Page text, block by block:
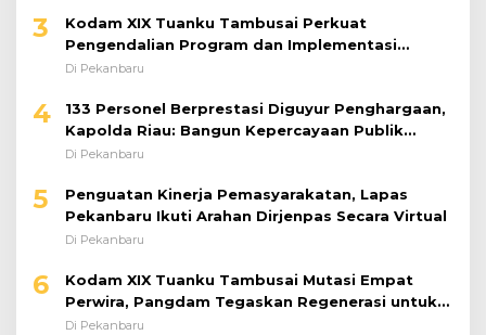
3
Kodam XIX Tuanku Tambusai Perkuat
Pengendalian Program dan Implementasi
Doktrin TNI AD
Di Pekanbaru
4
133 Personel Berprestasi Diguyur Penghargaan,
Kapolda Riau: Bangun Kepercayaan Publik
dengan Karya Nyata
Di Pekanbaru
5
Penguatan Kinerja Pemasyarakatan, Lapas
Pekanbaru Ikuti Arahan Dirjenpas Secara Virtual
Di Pekanbaru
6
Kodam XIX Tuanku Tambusai Mutasi Empat
Perwira, Pangdam Tegaskan Regenerasi untuk
Perkuat Kinerja Satuan
Di Pekanbaru